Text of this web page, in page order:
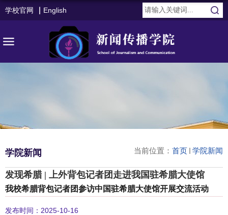
学校官网 English
当前位置： 首页 学院新闻
学院新闻
发现希腊 | 上外背包记者团走进我国驻希腊大使馆
我校希腊背包记者团参访中国驻希腊大使馆开展交流活动
发布时间：2025-10-16